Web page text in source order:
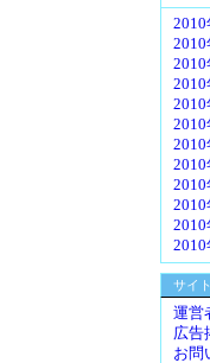
2010
2010
2010
2010
2010
2010
2010
2010
2010
2010
2010
2010
サイ
運営
広告
お問